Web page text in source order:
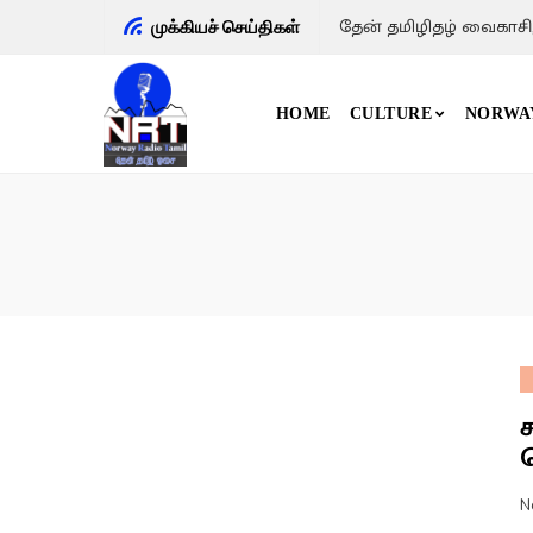
முக்கியச் செய்திகள் தேன் தமிழிதழ்
HOME CULTURE